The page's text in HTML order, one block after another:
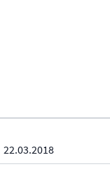
22.03.2018